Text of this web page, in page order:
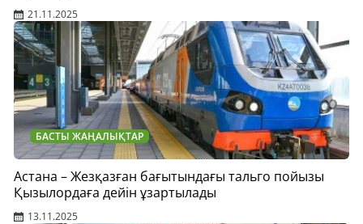
21.11.2025
БАСТЫ ЖАҢАЛЫҚТАР
Астана – Жезқазған бағытындағы тальго пойызы
Қызылордаға дейін ұзартылады
13.11.2025